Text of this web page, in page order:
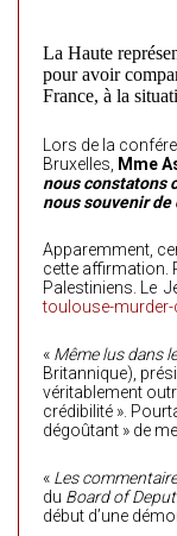
La Haute
pour avoir
France, à la
Lors de la
Bruxelles,
Mme
nous constatons
nous souvenir
Apparemment,
cette affirmation.
Palestiniens. Le
toulouse-
« Même lus dans
Britannique),
véritablement
crédibilité ».
dégoûtant » de
« Les
du Board of
début d’une